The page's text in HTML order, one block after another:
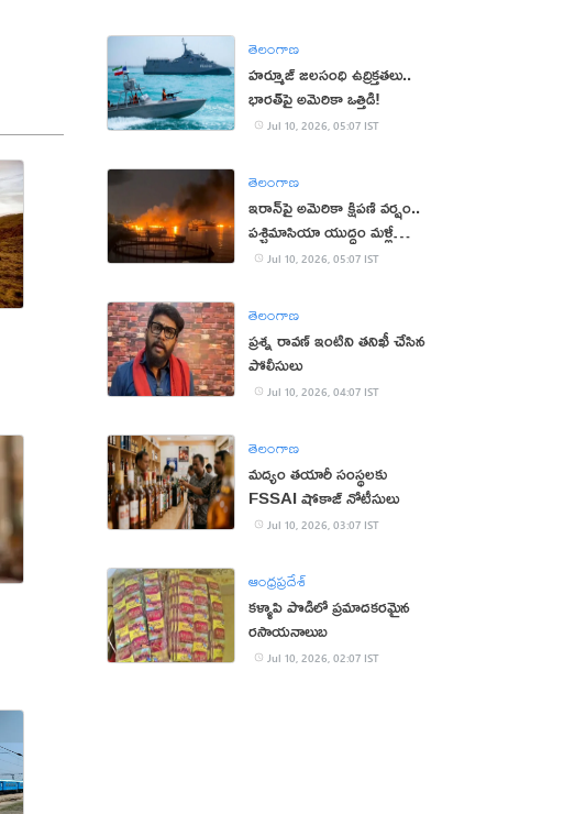
తెలంగాణ
హర్మూజ్‌ జలసంధి ఉద్రిక్తతలు..
భారత్‌పై అమెరికా ఒత్తిడి!
Jul 10, 2026, 05:07 IST
తెలంగాణ
ఇరాన్‌పై అమెరికా క్షిపణి వర్షం..
పశ్చిమాసియా యుద్ధం మళ్లీ
మొదటికి
Jul 10, 2026, 05:07 IST
తెలంగాణ
ప్రశ్న రావణ్ ఇంటిని తనిఖీ చేసిన
పోలీసులు
Jul 10, 2026, 04:07 IST
తెలంగాణ
మద్యం తయారీ సంస్థలకు
FSSAI షోకాజ్ నోటీసులు
Jul 10, 2026, 03:07 IST
ఆంధ్రప్రదేశ్
కళ్ళాపి పొడిలో ప్రమాదకరమైన
రసాయనాలుబ
Jul 10, 2026, 02:07 IST